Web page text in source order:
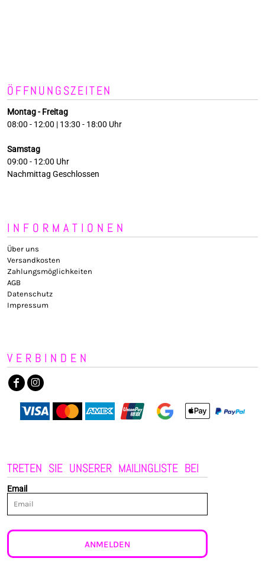
ÖFFNUNGSZEITEN
Montag - Freitag
08:00 - 12:00 | 13:30 - 18:00 Uhr
Samstag
09:00 - 12:00 Uhr
Nachmittag Geschlossen
INFORMATIONEN
Über uns
Versandkosten
Zahlungsmöglichkeiten
AGB
Datenschutz
Impressum
VERBINDEN
TRETEN SIE UNSERER MAILINGLISTE BEI
Email
ANMELDEN